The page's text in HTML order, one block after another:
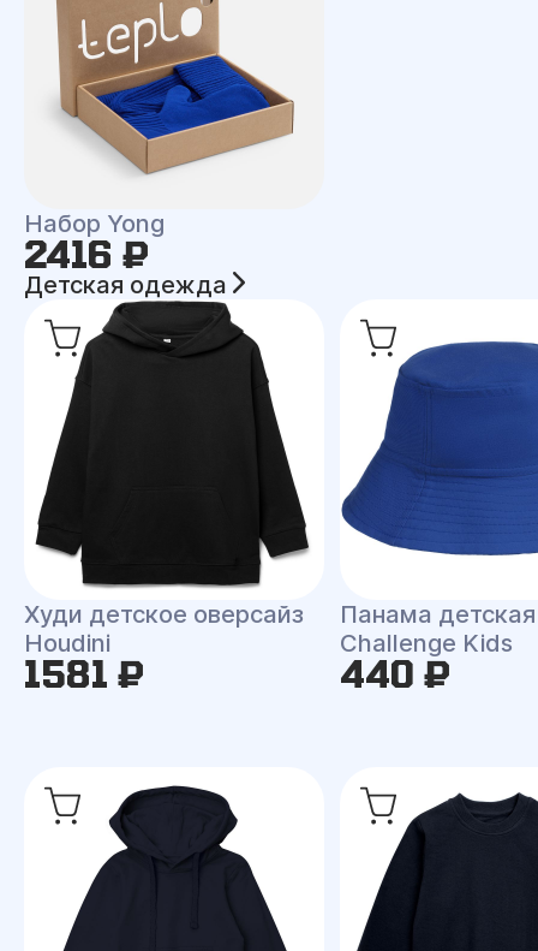
Набор Yong
2416 ₽
Детская одежда
Худи детское оверсайз
Houdini
1581 ₽
Панама детская
Challenge Kids
440 ₽